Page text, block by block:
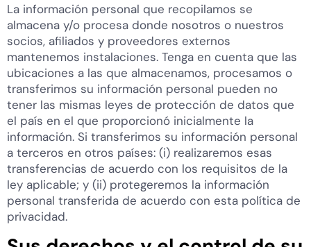
La información personal que recopilamos se
almacena y/o procesa donde nosotros o nuestros
socios, afiliados y proveedores externos
mantenemos instalaciones. Tenga en cuenta que las
ubicaciones a las que almacenamos, procesamos o
transferimos su información personal pueden no
tener las mismas leyes de protección de datos que
el país en el que proporcionó inicialmente la
información. Si transferimos su información personal
a terceros en otros países: (i) realizaremos esas
transferencias de acuerdo con los requisitos de la
ley aplicable; y (ii) protegeremos la información
personal transferida de acuerdo con esta política de
privacidad.